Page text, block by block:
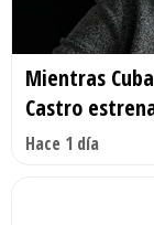
Mientras
Castro
Hace 1 día